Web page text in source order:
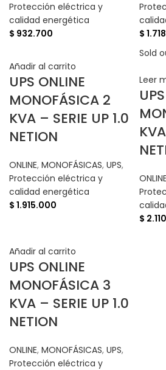
Protección eléctrica y
calidad energética
$ 932.700
$
Añadir al carrito
UPS ONLINE
MONOFÁSICA 2
KVA – SERIE UP 1.0
NETION
ONLINE, MONOFÁSICAS, UPS,
Protección eléctrica y
calidad energética
$ 1.915.000
Sold
Leer
ONLINE
$
Añadir al carrito
UPS ONLINE
MONOFÁSICA 3
KVA – SERIE UP 1.0
NETION
ONLINE, MONOFÁSICAS, UPS,
Protección eléctrica y